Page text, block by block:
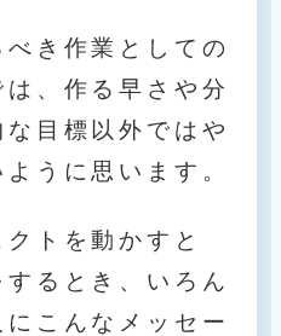
き作業としての
は、作る早さや分
目標以外ではや
うに思います。
トを動かすと
るとき、いろん
こんなメッセー